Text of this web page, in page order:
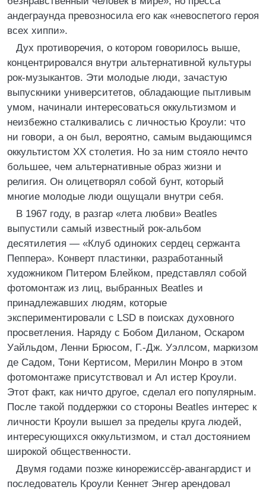
андеграунда превозносила его как «невоспетого героя
всех хиппи».
Дух противоречия, о котором говорилось выше,
концентрировался внутри альтернативной культуры
рок-музыкантов. Эти молодые люди, зачастую
выпускники университетов, обладающие пытливым
умом, начинали интересоваться оккультизмом и
неизбежно сталкивались с личностью Кроули: что
ни говори, а он был, вероятно, самым выдающимся
оккультистом XX столетия. Но за ним стояло нечто
большее, чем альтернативные образ жизни и
религия. Он олицетворял собой бунт, который
многие молодые люди ощущали внутри себя.
В 1967 году, в разгар «лета любви» Beatles
выпустили самый известный рок-альбом
десятилетия — «Клуб одиноких сердец сержанта
Пеппера». Конверт пластинки, разработанный
художником Питером Блейком, представлял собой
фотомонтаж из лиц, выбранных Beatles и
принадлежавших людям, которые
экспериментировали с LSD в поисках духовного
просветления. Наряду с Бобом Диланом, Оскаром
Уайльдом, Ленни Брюсом, Г.-Дж. Уэллсом, маркизом
де Садом, Тони Кертисом, Мерилин Монро в этом
фотомонтаже присутствовал и Ал истер Кроули.
Этот факт, как ничто другое, сделал его популярным.
После такой поддержки со стороны Beatles интерес к
личности Кроули вышел за пределы круга людей,
интересующихся оккультизмом, и стал достоянием
широкой общественности.
Двумя годами позже кинорежиссёр-авангардист и
последователь Кроули Кеннет Энгер арендовал